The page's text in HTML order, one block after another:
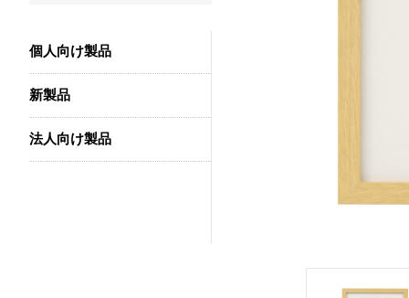
個人向け製品
新製品
法人向け製品